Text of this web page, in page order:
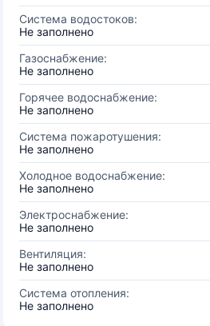
Система водостоков:
Не заполнено
Газоснабжение:
Не заполнено
Горячее водоснабжение:
Не заполнено
Система пожаротушения:
Не заполнено
Холодное водоснабжение:
Не заполнено
Электроснабжение:
Не заполнено
Вентиляция:
Не заполнено
Система отопления:
Не заполнено